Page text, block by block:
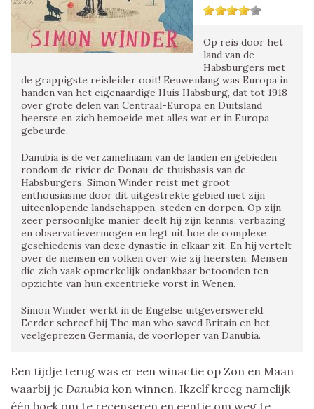
Op reis door het
land van de
Habsburgers met
de grappigste reisleider ooit! Eeuwenlang was Europa in
handen van het eigenaardige Huis Habsburg, dat tot 1918
over grote delen van Centraal-Europa en Duitsland
heerste en zich bemoeide met alles wat er in Europa
gebeurde.
Danubia is de verzamelnaam van de landen en gebieden
rondom de rivier de Donau, de thuisbasis van de
Habsburgers. Simon Winder reist met groot
enthousiasme door dit uitgestrekte gebied met zijn
uiteenlopende landschappen, steden en dorpen. Op zijn
zeer persoonlijke manier deelt hij zijn kennis, verbazing
en observatievermogen en legt uit hoe de complexe
geschiedenis van deze dynastie in elkaar zit. En hij vertelt
over de mensen en volken over wie zij heersten. Mensen
die zich vaak opmerkelijk ondankbaar betoonden ten
opzichte van hun excentrieke vorst in Wenen.
Simon Winder werkt in de Engelse uitgeverswereld.
Eerder schreef hij The man who saved Britain en het
veelgeprezen Germania, de voorloper van Danubia.
Een tijdje terug was er een winactie op Zon en Maan
waarbij je Danubia kon winnen. Ikzelf kreeg namelijk
één boek om te recenseren en eentje om weg te